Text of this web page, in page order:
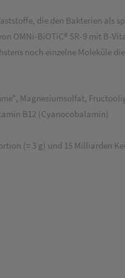
die den Bakterien als
OMNi-BiOTiC® SR-9 mit B-
noch einzelne Moleküle
Magnesiumsulfat,
B12 (Cyanocobalamin)
(= 3 g) und 15 Milliarden